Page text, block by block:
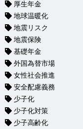
厚生年金
地球温暖化
地震リスク
地震保険
基礎年金
外国為替市場
女性社会推進
安全配慮義務
少子化
少子化対策
少子高齢化